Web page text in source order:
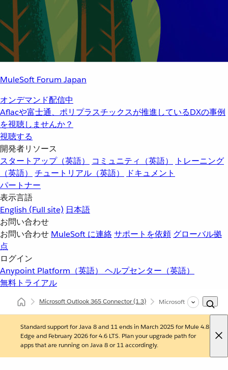
MuleSoft Forum Japan
オンデマンド配信中
Aflacや富士通、ポリプラスチックスが推進しているDXの事例
を視聴しませんか？
視聴する
開発者リソース
スタートアップ（英語）
コミュニティ（英語）
トレーニング
（英語）
チュートリアル（英語）
ドキュメント
パートナー
表示言語
English (Full site) 日本語
お問い合わせ
お問い合わせ MuleSoft に連絡サポートを依頼 グローバル拠
点
ログイン
Anypoint Platform（英語） ヘルプセンター（英語）
無料トライアル
Microsoft Outlook 365 Connector(1.3) Microsoft Outlook 365
Standard support for Java 8 and 11 ends in March 2025 for Mule 4.8
Edge and February 2026 for 4.6 LTS. Plan your upgrade path for
apps that are running on Java 8 or 11 accordingly.